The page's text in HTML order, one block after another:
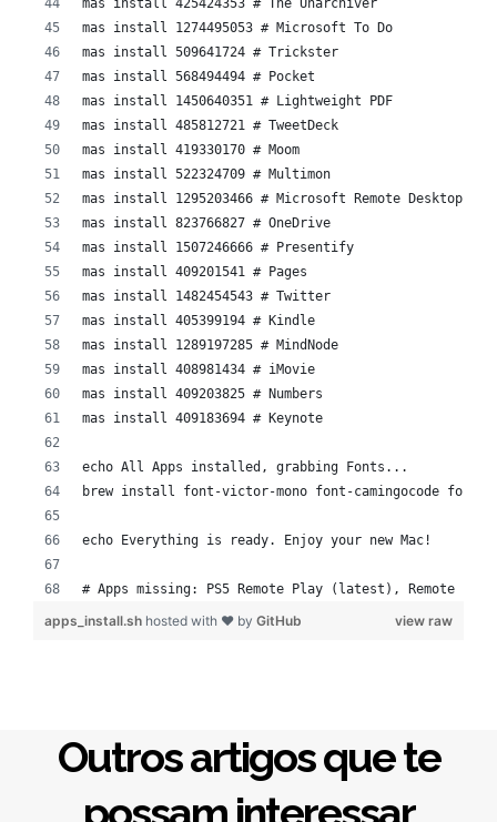
mas install 425424353 # The Unarchiver
mas install 1274495053 # Microsoft To Do
mas install 509641724 # Trickster
mas install 568494494 # Pocket
mas install 1450640351 # Lightweight PDF
mas install 485812721 # TweetDeck
mas install 419330170 # Moom
mas install 522324709 # Multimon
mas install 1295203466 # Microsoft Remote Desktop
mas install 823766827 # OneDrive
mas install 1507246666 # Presentify
mas install 409201541 # Pages
mas install 1482454543 # Twitter
mas install 405399194 # Kindle
mas install 1289197285 # MindNode
mas install 408981434 # iMovie
mas install 409203825 # Numbers
mas install 409183694 # Keynote
echo All Apps installed, grabbing Fonts...
brew install font-victor-mono font-camingocode font-
echo Everything is ready. Enjoy your new Mac!
# Apps missing: PS5 Remote Play (latest), Remote for
view raw
apps_install.sh hosted with ❤ by GitHub
Outros artigos que te